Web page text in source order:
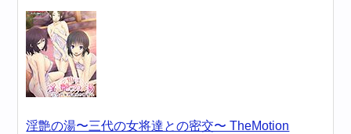
淫艶の湯〜三代の女将達との密交〜 TheMotion